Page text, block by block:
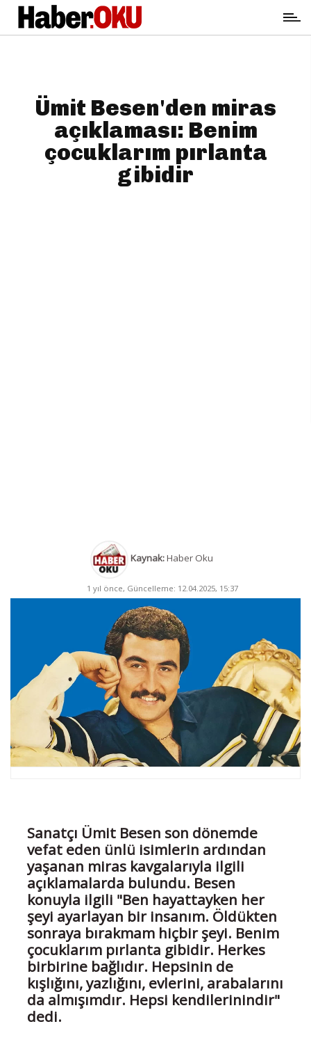
Ümit Besen'den miras
açıklaması: Benim
çocuklarım pırlanta
gibidir
Kaynak:Haber Oku
1 yıl önce, Güncelleme: 12.04.2025, 15:37
Sanatçı Ümit Besen son dönemde
vefat eden ünlü isimlerin ardından
yaşanan miras kavgalarıyla ilgili
açıklamalarda bulundu. Besen
konuyla ilgili "Ben hayattayken her
şeyi ayarlayan bir insanım. Öldükten
sonraya bırakmam hiçbir şeyi. Benim
çocuklarım pırlanta gibidir. Herkes
birbirine bağlıdır. Hepsinin de
kışlığını, yazlığını, evlerini, arabalarını
da almışımdır. Hepsi kendilerinindir"
dedi.